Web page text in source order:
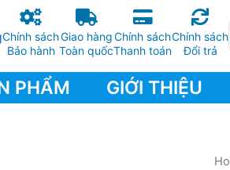
Chính sách
Bảo hành
Giao hàng
Toàn quốc
Chính sách
Thanh toán
Chính sách
Đổi trả
PHẨM GIỚI THIỆU